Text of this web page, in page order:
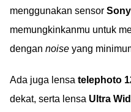
menggunakan sensor
memungkinkanmu untuk
dengan noise yang
Ada juga lensa telephoto
dekat, serta lensa Ultra